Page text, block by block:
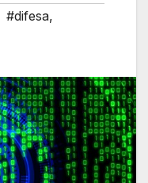
#difesa,